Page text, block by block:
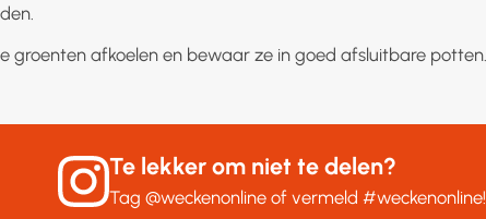
groenten afkoelen en bewaar ze in goed afsluitbare potten.
Te lekker om niet te delen?
Tag@weckenonline of vermeld#weckenonline!